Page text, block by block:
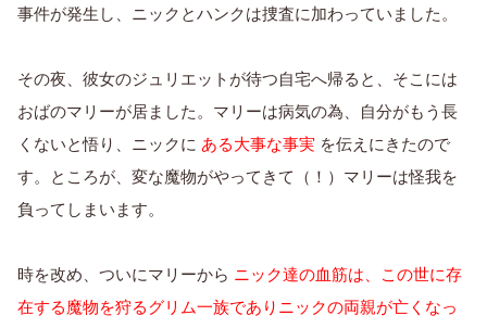
事件が発生し、ニックとハンクは捜査に加わっていました。
その夜、彼女のジュリエットが待つ自宅へ帰ると、そこには
おばのマリーが居ました。マリーは病気の為、自分がもう長
くないと悟り、ニックに ある大事な事実 を伝えにきたので
す。ところが、変な魔物がやってきて（！）マリーは怪我を
負ってしまいます。
時を改め、ついにマリーから ニック達の血筋は、この世に存
在する魔物を狩るグリム一族でありニックの両親が亡くなっ